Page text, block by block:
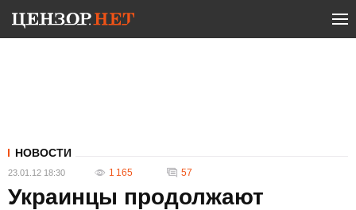
НОВОСТИ
23.01.12 18:30 1 165 57
Украинцы продолжают